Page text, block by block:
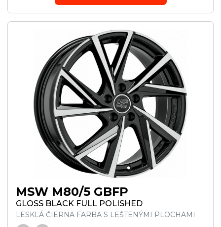
MSW M80/5 GBFP
GLOSS BLACK FULL POLISHED
LESKLÁ ČIERNA FARBA S LEŠTENÝMI PLOCHAMI